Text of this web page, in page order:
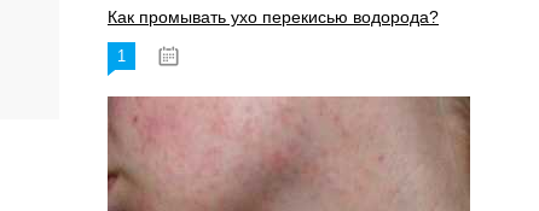
Как промывать ухо перекисью водорода?
1